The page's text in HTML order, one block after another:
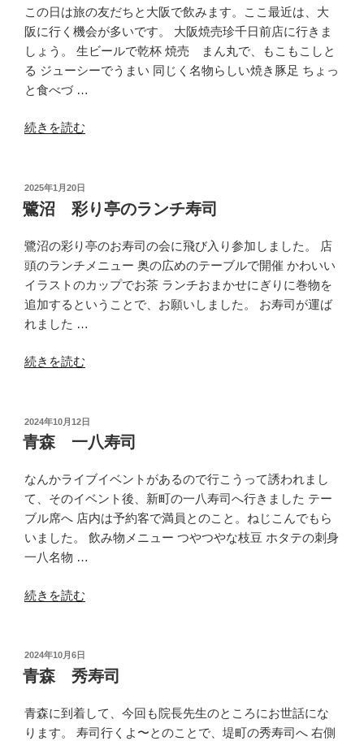
ロ
ー
で
寿
司
食
の
この日は旅の友だちと大阪で飲みます。ここ最近は、大
阪に行く機会が多いです。 大阪焼売珍千日前店に行きま
しょう。 生ビールで乾杯 焼売 まん丸で、もこもこしと
る ジューシーでうまい 同じく名物らしい焼き豚足 ちょっ
と食べづ …
“大
阪
焼
珍
千
日
前
店”
続きを読む
投
稿
日:
2025年1月20日
鷺沼 彩り亭のランチ寿司
鷺沼の彩り亭のお寿司の会に飛び入り参加しました。 店
頭のランチメニュー 奥の広めのテーブルで開催 かわいい
イラストのカップでお茶 ランチおまかせにぎりに巻物を
追加するということで、お願いしました。 お寿司が運ば
れました …
“鷺
り
亭
ラ
ン
チ
寿
司”
続きを読む
投
稿
日:
2024年10月12日
青森 一八寿司
なんかライブイベントがあるので行こうって誘われまし
て、そのイベント後、新町の一八寿司へ行きました テー
ブル席へ 店内は予約客で満員とのこと。ねじこんでもら
いました。 飲み物メニュー つやつやな枝豆 ホタテの刺身
一八名物 …
“青
八
寿
の
続きを読む
投
稿
日:
2024年10月6日
青森 秀寿司
青森に到着して、今回も院長先生のところにお世話にな
ります。 寿司行くよ〜とのことで、堤町の秀寿司へ 右側